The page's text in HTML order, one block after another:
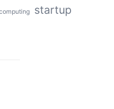
startup